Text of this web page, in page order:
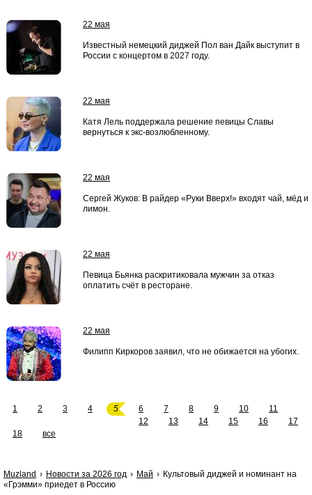
22 мая
Известный немецкий диджей Пол ван Дайк выступит в
России с концертом в 2027 году.
22 мая
Катя Лель поддержала решение певицы Славы
вернуться к экс-возлюбленному.
22 мая
Сергей Жуков: В райдер «Руки Вверх!» входят чай, мёд и
лимон.
22 мая
Певица Бьянка раскритиковала мужчин за отказ
оплатить счёт в ресторане.
22 мая
Филипп Киркоров заявил, что не обижается на убогих.
1 2 3 4 5 6 7 8 9 10
11
12
13 14 15 16
17
18
все
Muzland Новости за 2026 год Май
Культовый диджей и номинант на
«Грэмми» приедет в Россию